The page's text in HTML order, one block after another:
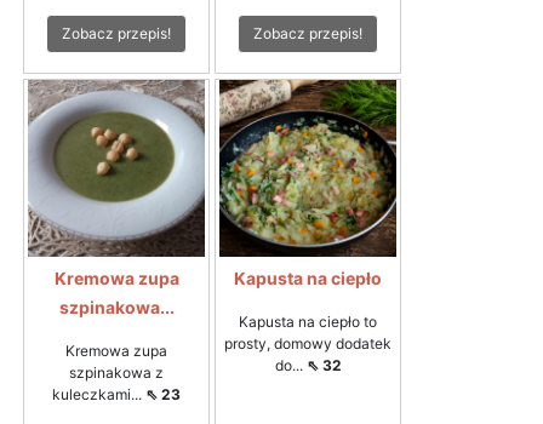
Zobacz przepis! Zobacz przepis!
Kremowa zupa
szpinakowa...
Kremowa zupa
szpinakowa z
kuleczkami... ⇖ 23
Kapusta na ciepło
Kapusta na ciepło to
prosty, domowy dodatek
do... ⇖ 32